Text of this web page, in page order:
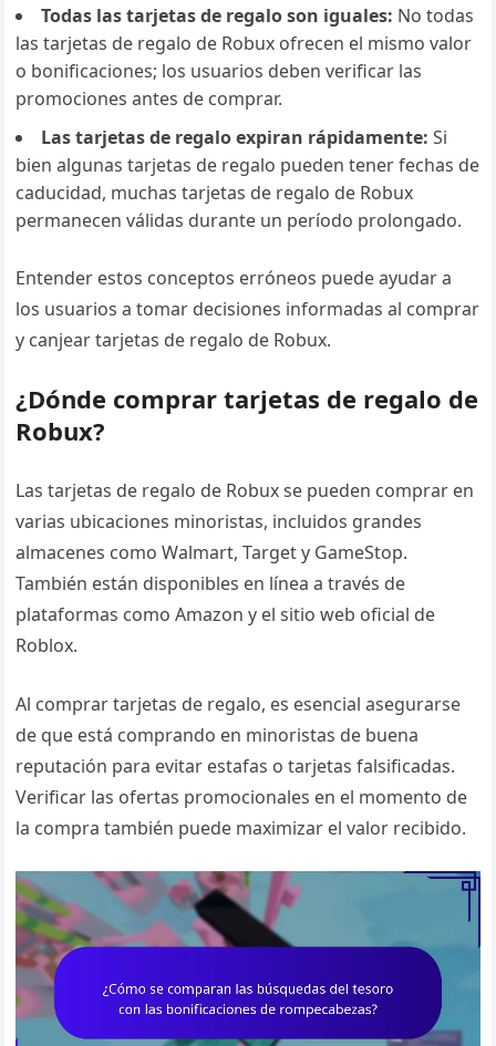
Todas las tarjetas de regalo son iguales: No todas
las tarjetas de regalo de Robux ofrecen el mismo valor
o bonificaciones; los usuarios deben verificar las
promociones antes de comprar.
Las tarjetas de regalo expiran rápidamente: Si
bien algunas tarjetas de regalo pueden tener fechas de
caducidad, muchas tarjetas de regalo de Robux
permanecen válidas durante un período prolongado.
Entender estos conceptos erróneos puede ayudar a
los usuarios a tomar decisiones informadas al comprar
y canjear tarjetas de regalo de Robux.
¿Dónde comprar tarjetas de regalo de
Robux?
Las tarjetas de regalo de Robux se pueden comprar en
varias ubicaciones minoristas, incluidos grandes
almacenes como Walmart, Target y GameStop.
También están disponibles en línea a través de
plataformas como Amazon y el sitio web oficial de
Roblox.
Al comprar tarjetas de regalo, es esencial asegurarse
de que está comprando en minoristas de buena
reputación para evitar estafas o tarjetas falsificadas.
Verificar las ofertas promocionales en el momento de
la compra también puede maximizar el valor recibido.